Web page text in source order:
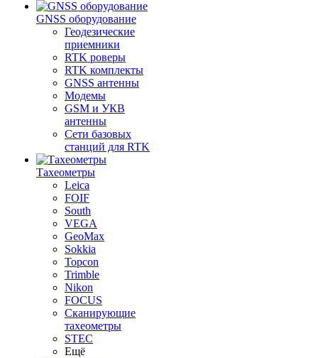
GNSS оборудование
Геодезические
приемники
RTK роверы
RTK комплекты
GNSS антенны
Модемы
GSM и УКВ
антенны
Сети базовых
станций для RTK
Тахеометры
Leica
FOIF
South
VEGA
GeoMax
Sokkia
Topcon
Trimble
Nikon
FOCUS
Сканирующие
тахеометры
STEC
Ещё